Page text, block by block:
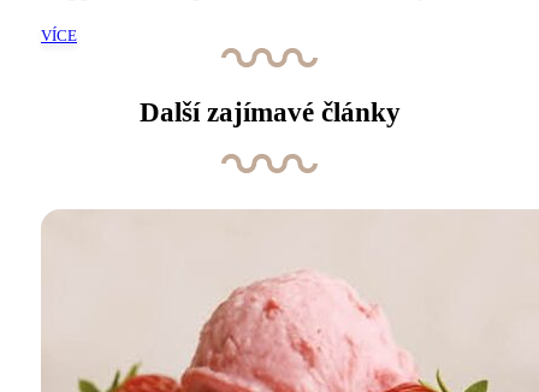
VÍCE
Další zajímavé články